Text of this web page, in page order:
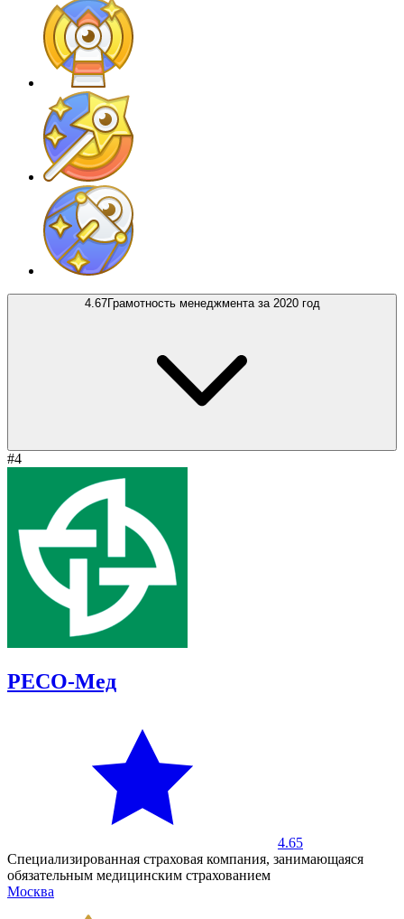
4.67Грамотность менеджмента за 2020 год
#4
РЕСО-Мед
4.65
Специализированная страховая компания, занимающаяся
обязательным медицинским страхованием
Москва